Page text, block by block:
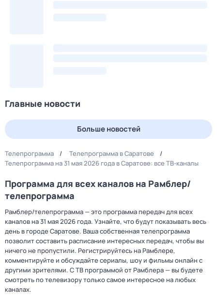
Главные новости
Больше новостей
Телепрограмма
Телепрограмма в Саратове
Телепрограмма на 31 мая 2026 года в Саратове: все ТВ-каналы
Программа для всех каналов на Рамблер/
телепрограмма
Рамблер/телепрограмма — это программа передач для всех
каналов на 31 мая 2026 года. Узнайте, что будут показывать весь
день в городе Саратове. Ваша собственная телепрограмма
позволит составить расписание интересных передач, чтобы вы
ничего не пропустили. Регистрируйтесь на Рамблере,
комментируйте и обсуждайте сериалы, шоу и фильмы онлайн с
другими зрителями. С ТВ программой от Рамблера — вы будете
смотреть по телевизору только самое интересное на любых
каналах.